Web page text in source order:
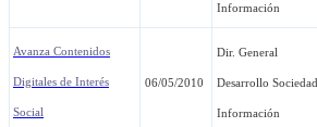
Información
Avanza Contenidos
Digitales de Interés
Social
06/05/2010
Dir. General
Desarrollo Sociedad
Información